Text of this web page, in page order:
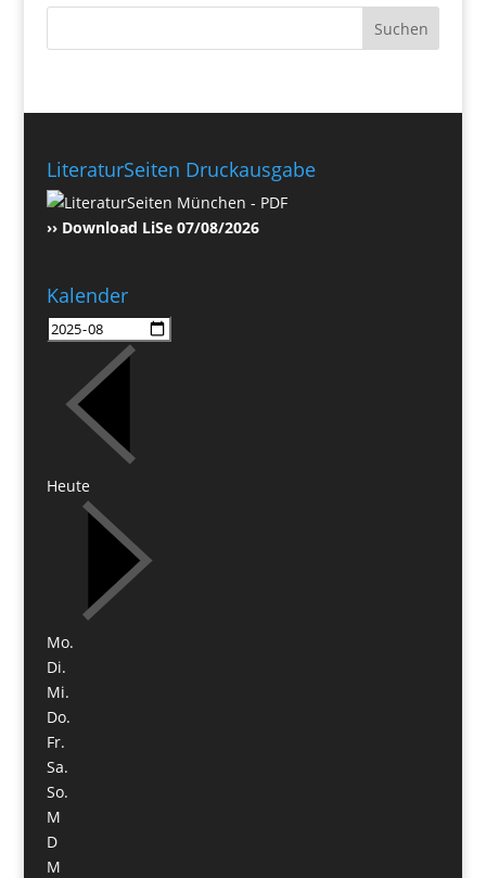
LiteraturSeiten Druckausgabe
›› Download LiSe 07/08/2026
Kalender
Heute
Mo.
Di.
Mi.
Do.
Fr.
Sa.
So.
M
D
M